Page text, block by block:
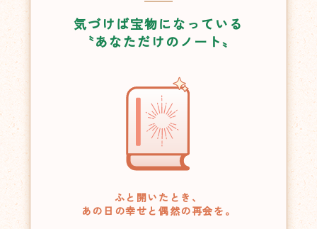
気づけば宝物になっている
〝あなただけのノート〟
ふと開いたとき、
あの日の幸せと偶然の再会を。